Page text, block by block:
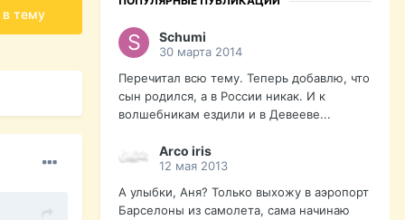
в тему
Schumi
30 марта 2014
Перечитал всю тему. Теперь добавлю, что
сын родился, а в России никак. И к
волшебникам ездили и в Девееве...
Arco iris
12 мая 2013
А улыбки, Аня? Только выхожу в аэропорт
Барселоны из самолета, сама начинаю